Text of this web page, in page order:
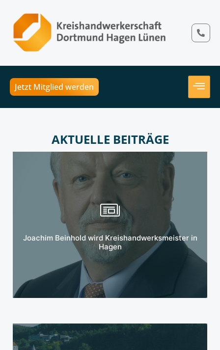
Jetzt Mitglied werden
AKTUELLE BEITRÄGE
Joachim Beinhold wird Kreishandwerksmeister in
Hagen
Mehr erfahren